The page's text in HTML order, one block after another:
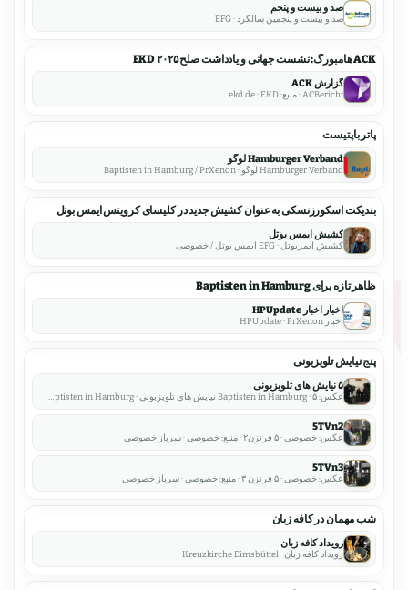
صد و بیست و پنجم
صد و بیست و پنجمین سالگرد · EFG
ACK هامبورگ: نشست جهانی و یادداشت صلح EKD ۲۰۲۵
گزارش ACK
ACBericht · منبع: ekd.de · EKD
پاتر باپتیست
Hamburger Verband لوگو
Hamburger Verband لوگو · Baptisten in Hamburg / PrXenon
بندیکت اسکورزنسکی به عنوان کشیش جدید در کلیسای کرویتس آیمس بوتل
کشیش ایمس بوتل
کشیش ایمزبوتل · EFG ایمس بوتل / خصوصی
ظاهر تازه برای Baptisten in Hamburg
اخبار اخبار HPUpdate
اخبار HPUpdate · PrXenon
پنج نیایش تلویزیونی
۵ نیایش های تلویزیونی
عکس: Baptisten in Hamburg · ۵ نیایش های تلویزیونی · Baptisten in Hamburg
5TVn2
عکس: خصوصی · ۵ فرنزن۲ · منبع: خصوصی · سرباز خصوصی
5TVn3
عکس: خصوصی · ۵ فرنزن ۳ · منبع: خصوصی · سرباز خصوصی
شب مهمان در کافه زبان
رویداد کافه زبان
رویداد کافه زبان · Kreuzkirche Eimsbüttel